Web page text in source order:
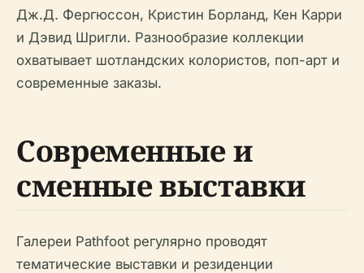
Дж.Д. Фергюссон, Кристин Борланд, Кен Карри
и Дэвид Шригли. Разнообразие коллекции
охватывает шотландских колористов, поп-арт и
современные заказы.
Современные и
сменные выставки
Галереи Pathfoot регулярно проводят
тематические выставки и резиденции